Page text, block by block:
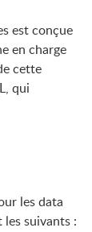
est conçue
en charge
cette
qui
les data
suivants :